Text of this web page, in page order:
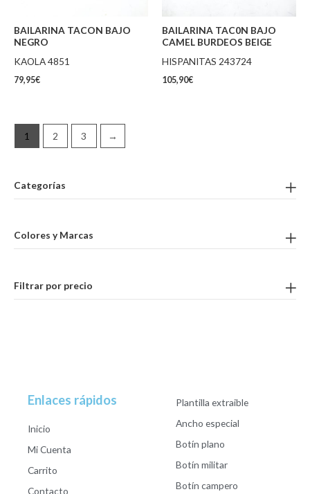
Categorías
Colores y Marcas
Filtrar por precio
BAILARINA TACON BAJO
NEGRO
KAOLA 4851
79,95€
BAILARINA TAC0N BAJO
CAMEL BURDEOS BEIGE
HISPANITAS 243724
105,90€
1 2 3 →
Enlaces rápidos
Inicio
Mi Cuenta
Carrito
Contacto
Plantilla extraible
Ancho especial
Botín plano
Botín militar
Botín campero